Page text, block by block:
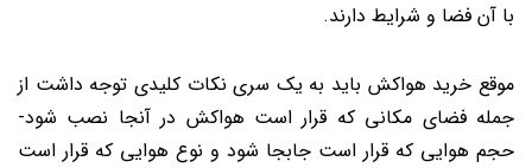
با آن فضا و شرایط دارند.
موقع خرید هواکش باید به یک سری نکات کلیدی توجه داشت از
جمله فضای مکانی که قرار است هواکش در آنجا نصب شود-
حجم هوایی که قرار است جابجا شود و نوع هوایی که قرار است